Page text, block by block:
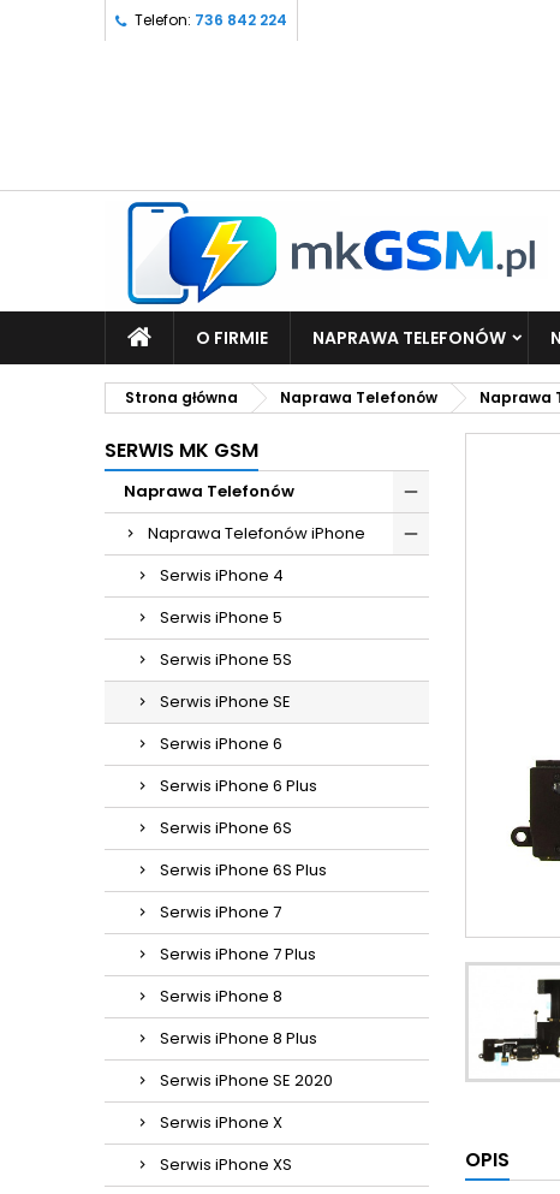
Telefon: 736 842 224
O FIRMIE NAPRAWA TELEFONÓW
Strona główna Naprawa Telefonów Naprawa
SERWIS MK GSM
Naprawa Telefonów
Naprawa Telefonów iPhone
Serwis iPhone 4
Serwis iPhone 5
Serwis iPhone 5S
Serwis iPhone SE
Serwis iPhone 6
Serwis iPhone 6 Plus
Serwis iPhone 6S
Serwis iPhone 6S Plus
Serwis iPhone 7
Serwis iPhone 7 Plus
Serwis iPhone 8
Serwis iPhone 8 Plus
Serwis iPhone SE 2020
Serwis iPhone X
Serwis iPhone XS
OPIS